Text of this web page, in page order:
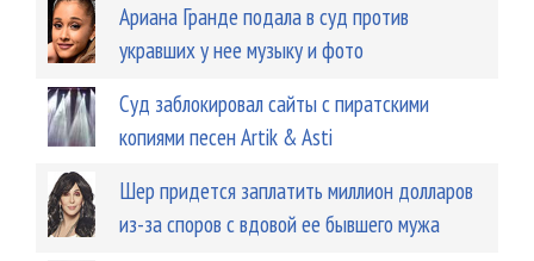
Ариана Гранде подала в суд против
укравших у нее музыку и фото
Суд заблокировал сайты с пиратскими
копиями песен Artik & Asti
Шер придется заплатить миллион долларов
из-за споров с вдовой ее бывшего мужа